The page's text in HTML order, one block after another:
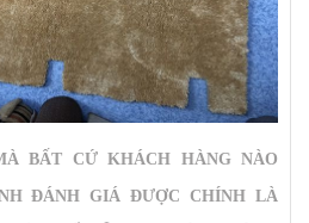
BẤT CỨ KHÁCH HÀNG NÀO
ĐÁNH GIÁ ĐƯỢC CHÍNH LÀ